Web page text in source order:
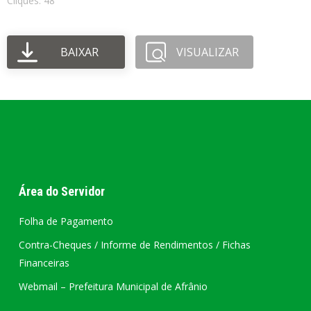
BAIXAR VISUALIZAR
Área do Servidor
Folha de Pagamento
Contra-Cheques / Informe de Rendimentos / Fichas
Financeiras
Webmail – Prefeitura Municipal de Afrânio